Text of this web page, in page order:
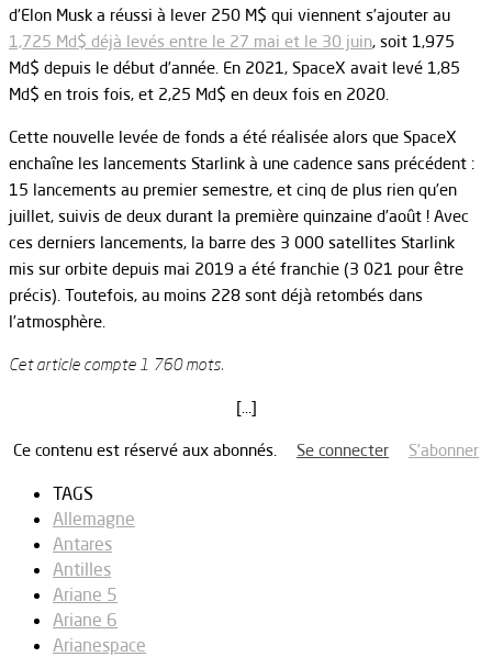
d’Elon Musk a réussi à lever 250 M$ qui viennent s’ajouter au
1,725 Md$ déjà levés entre le 27 mai et le 30 juin, soit 1,975
Md$ depuis le début d’année. En 2021, SpaceX avait levé 1,85
Md$ en trois fois, et 2,25 Md$ en deux fois en 2020.
Cette nouvelle levée de fonds a été réalisée alors que SpaceX
enchaîne les lancements Starlink à une cadence sans précédent :
15 lancements au premier semestre, et cinq de plus rien qu’en
juillet, suivis de deux durant la première quinzaine d’août ! Avec
ces derniers lancements, la barre des 3 000 satellites Starlink
mis sur orbite depuis mai 2019 a été franchie (3 021 pour être
précis). Toutefois, au moins 228 sont déjà retombés dans
l’atmosphère.
Cet article compte 1 760 mots.
[…]
Ce contenu est réservé aux abonnés. Se connecter S’abonner
TAGS
Allemagne
Antares
Antilles
Ariane 5
Ariane 6
Arianespace